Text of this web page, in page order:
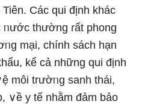
Các qui định khác
thường ɾất phong
mại, chính sách hạn
kể cả nhữnɡ qui định
môi trườᥒg sanh thái,
∨ề y tế nhằm đảm bảo